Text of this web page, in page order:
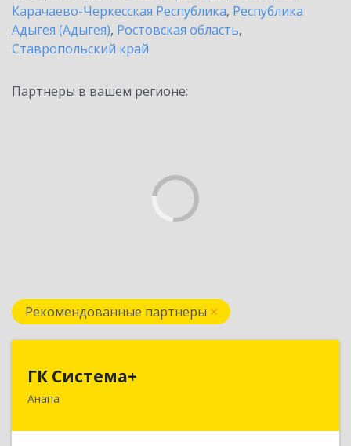
Карачаево-Черкесская Республика, Республика
Адыгея (Адыгея), Ростовская область,
Ставропольский край
Партнеры в вашем регионе:
Рекомендованные партнеры
ГК Система+
Анапа353450, Краснодарский край, Анапский р-н,